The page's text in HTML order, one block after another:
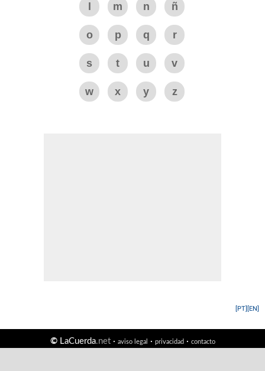
m n ñ
o p q r
s t u v
w x y z
[EN]
[PT]
©LaCuerda.net· aviso legal · privacidad· contacto